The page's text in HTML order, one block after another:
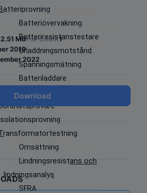
Batteriprovning
Batteriövervakning
Batteriresistanstestare
Urladdningsmotstånd
Spänningsmätning
Batteriladdare
Jordtagsprovare
Isolationsprovning
Omsättning
Lindningsresistans och
lindningsanalys
SFRA
2.51 MBFile Count1
2019
2022
Download